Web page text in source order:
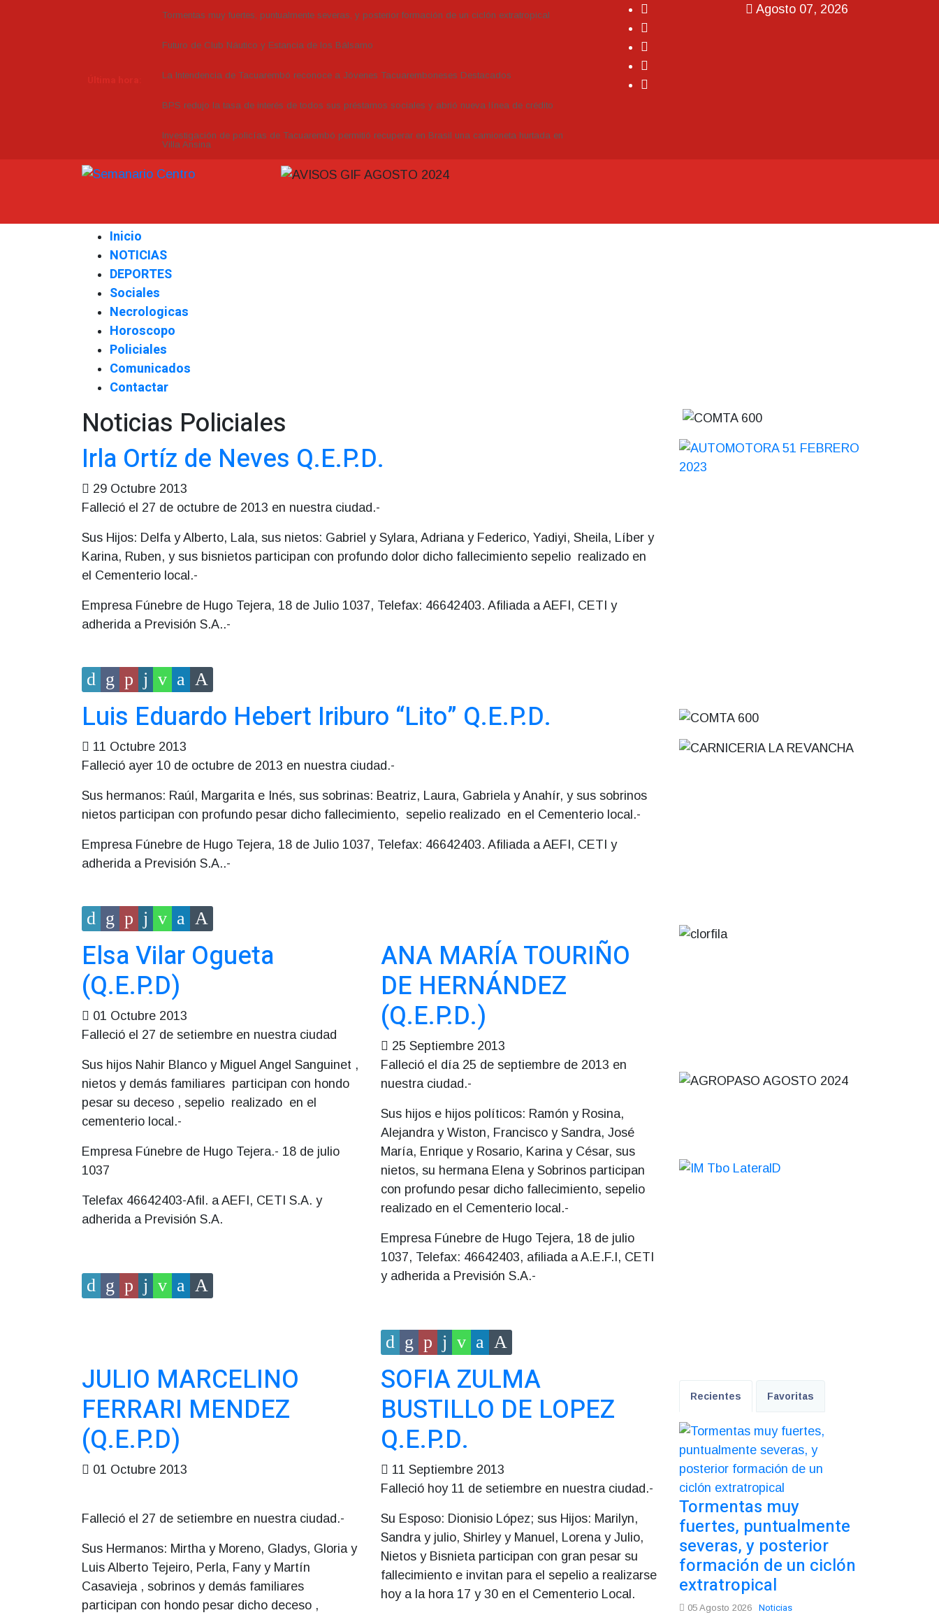
Tormentas muy fuertes, puntualmente severas, y posterior formación de un ciclón extratropical
Futuro de Club Náutico y Estancia de los Bálsamo
La Intendencia de Tacuarembó reconoce a Jóvenes Tacuaremboneses Destacados
BPS redujo la tasa de interés de todos sus préstamos sociales y abrió nueva línea de crédito
Investigación de policías de Tacuarembó permitió recuperar en Brasil una camioneta hurtada en
Villa Ansina
Agosto 07, 2026
Inicio
NOTICIAS
DEPORTES
Sociales
Necrologicas
Horoscopo
Policiales
Comunicados
Contactar
Noticias Policiales
Irla Ortíz de Neves Q.E.P.D.
29 Octubre 2013
Falleció el 27 de octubre de 2013 en nuestra ciudad.-
Sus Hijos: Delfa y Alberto, Lala, sus nietos: Gabriel y Sylara, Adriana y Federico, Yadiyi, Sheila, Líber y
Karina, Ruben, y sus bisnietos participan con profundo dolor dicho fallecimiento sepelio realizado en
el Cementerio local.-
Empresa Fúnebre de Hugo Tejera, 18 de Julio 1037, Telefax: 46642403. Afiliada a AEFI, CETI y
adherida a Previsión S.A..-
Luis Eduardo Hebert Iriburo “Lito” Q.E.P.D.
11 Octubre 2013
Falleció ayer 10 de octubre de 2013 en nuestra ciudad.-
Sus hermanos: Raúl, Margarita e Inés, sus sobrinas: Beatriz, Laura, Gabriela y Anahír, y sus sobrinos
nietos participan con profundo pesar dicho fallecimiento, sepelio realizado en el Cementerio local.-
Empresa Fúnebre de Hugo Tejera, 18 de Julio 1037, Telefax: 46642403. Afiliada a AEFI, CETI y
adherida a Previsión S.A..-
Elsa Vilar Ogueta
(Q.E.P.D)
01 Octubre 2013
Falleció el 27 de setiembre en nuestra ciudad
Sus hijos Nahir Blanco y Miguel Angel Sanguinet ,
nietos y demás familiares participan con hondo
pesar su deceso , sepelio realizado en el
cementerio local.-
Empresa Fúnebre de Hugo Tejera.- 18 de julio
1037
Telefax 46642403-Afil. a AEFI, CETI S.A. y
adherida a Previsión S.A.
ANA MARÍA TOURIÑO
DE HERNÁNDEZ
(Q.E.P.D.)
25 Septiembre 2013
Falleció el día 25 de septiembre de 2013 en
nuestra ciudad.-
Sus hijos e hijos políticos: Ramón y Rosina,
Alejandra y Wiston, Francisco y Sandra, José
María, Enrique y Rosario, Karina y César, sus
nietos, su hermana Elena y Sobrinos participan
con profundo pesar dicho fallecimiento, sepelio
realizado en el Cementerio local.-
Empresa Fúnebre de Hugo Tejera, 18 de julio
1037, Telefax: 46642403, afiliada a A.E.F.I, CETI
y adherida a Previsión S.A.-
JULIO MARCELINO
FERRARI MENDEZ
(Q.E.P.D)
01 Octubre 2013
Falleció el 27 de setiembre en nuestra ciudad.-
Sus Hermanos: Mirtha y Moreno, Gladys, Gloria y
Luis Alberto Tejeiro, Perla, Fany y Martín
Casavieja , sobrinos y demás familiares
participan con hondo pesar dicho deceso ,
SOFIA ZULMA
BUSTILLO DE LOPEZ
Q.E.P.D.
11 Septiembre 2013
Falleció hoy 11 de setiembre en nuestra ciudad.-
Su Esposo: Dionisio López; sus Hijos: Marilyn,
Sandra y julio, Shirley y Manuel, Lorena y Julio,
Nietos y Bisnieta participan con gran pesar su
fallecimiento e invitan para el sepelio a realizarse
hoy a la hora 17 y 30 en el Cementerio Local.
Recientes Favoritas
Tormentas muy
fuertes, puntualmente
severas, y posterior
formación de un ciclón
extratropical
05 Agosto 2026 Noticias